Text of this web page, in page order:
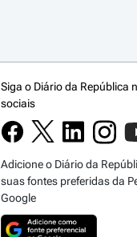
Siga o Diário da República
sociais
Adicione o Diário da
suas fontes preferidas da
Google